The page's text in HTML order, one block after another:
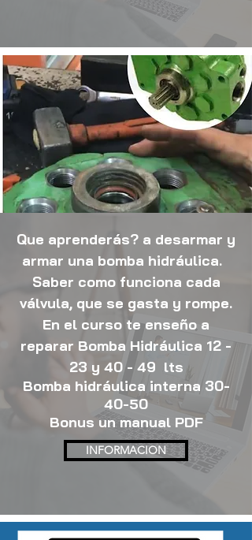
Que aprenderás? a desarmar y
armar una bomba hidráulica.
Saber como funciona cada
válvula, que se gasta y rompe.
En el curso te enseño a
reparar Bomba Hidráulica 12 -
23 y 40 - 49 lts
Bomba hidráulica interna 30-
40-50
Bonus un manual PDF
INFORMACION